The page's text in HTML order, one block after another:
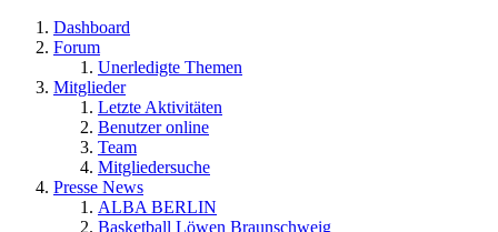
Dashboard
Forum
Unerledigte Themen
Mitglieder
Letzte Aktivitäten
Benutzer online
Team
Mitgliedersuche
Presse News
ALBA BERLIN
Basketball Löwen Braunschweig